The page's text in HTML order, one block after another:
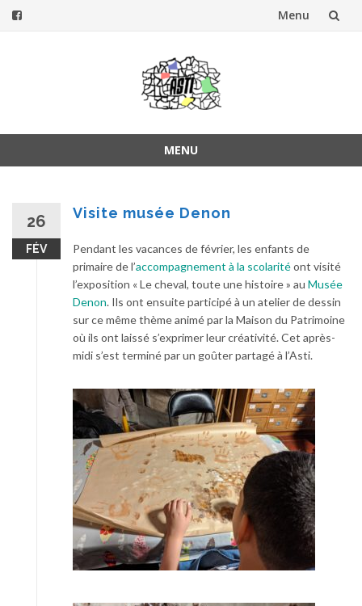
Menu
MENU
26
FÉV
Visite musée Denon
Pendant les vacances de février, les enfants de
primaire de l’accompagnement à la scolaritéont visité
l’exposition « Le cheval, toute une histoire » au Musée
Denon. Ils ont ensuite participé à un atelier de dessin
sur ce même thème animé par la Maison du Patrimoine
où ils ont laissé s’exprimer leur créativité. Cet après-
midi s’est terminé par un goûter partagé à l’Asti.